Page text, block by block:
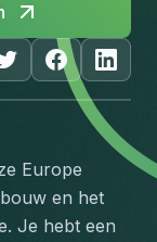
Europe
en het
Je hebt een